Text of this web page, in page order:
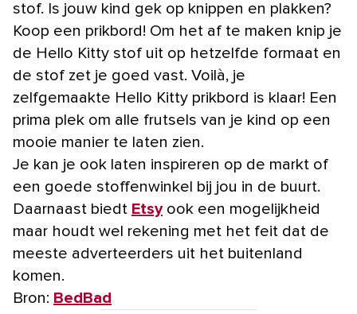
stof. Is jouw kind gek op knippen en plakken?
Koop een prikbord! Om het af te maken knip je
de Hello Kitty stof uit op hetzelfde formaat en
de stof zet je goed vast. Voilà, je
zelfgemaakte Hello Kitty prikbord is klaar! Een
prima plek om alle frutsels van je kind op een
mooie manier te laten zien.
Je kan je ook laten inspireren op de markt of
een goede stoffenwinkel bij jou in de buurt.
Daarnaast biedt Etsyook een mogelijkheid
maar houdt wel rekening met het feit dat de
meeste adverteerders uit het buitenland
komen.
Bron: BedBad